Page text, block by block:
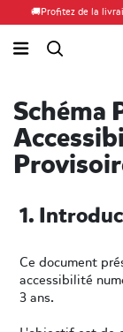
🚚Profitez de la
Schéma
1.
Ce document
accessibilité
3 ans.